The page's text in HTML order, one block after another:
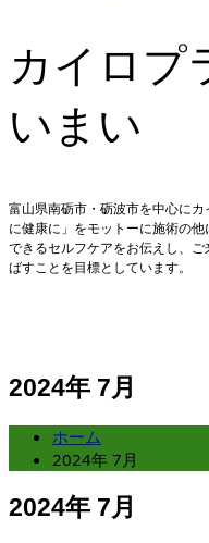
カイロプ
いまい
富山県南砺市・砺波市を中心に
に健康に」をモットーに施術の
できるセルフケアをお伝えし、
ばすことを目標としています。
2024年 7月
ホーム
2024年 7月
2024年 7月